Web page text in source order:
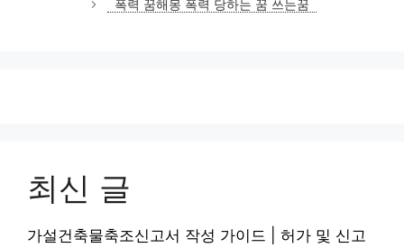
폭력 꿈해몽 폭력 당하는 꿈 쓰는꿈
최신 글
가설건축물축조신고서 작성 가이드 | 허가 및 신고